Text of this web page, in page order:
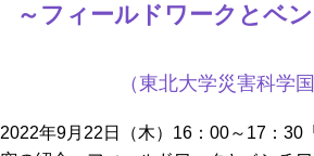
～フィールドワークとベ
（東北大学災害科学
2022年9月22日（木）16：00～17：30